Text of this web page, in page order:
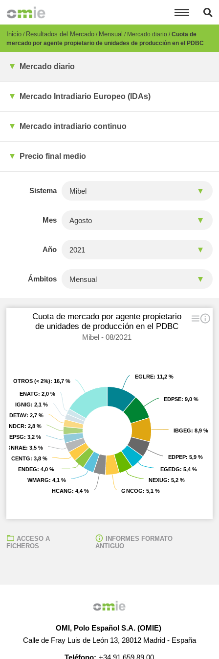
principal
Breadcrumb
Inicio Resultados del Mercado Mensual Mercado diario Cuota de
mercado por agente propietario de unidades de producción en el PDBC
Mercado diario
Mercado Intradiario Europeo (IDAs)
Mercado intradiario continuo
Precio final medio
Sistema
Mes
Año
Ámbitos
Cuota de mercado por agente propietario
de unidades de producción en el PDBC
Mibel - 08/2021
EGLRE: 11,2 %
EGLRE: 11,2 %
EDPSE: 9,0 %
EDPSE: 9,0 %
IBGEG: 8,9 %
IBGEG: 8,9 %
EDPEP: 5,9 %
EDPEP: 5,9 %
EGEDG: 5,4 %
EGEDG: 5,4 %
NEXUG: 5,2 %
NEXUG: 5,2 %
GNCOG: 5,1 %
GNCOG: 5,1 %
HCANG: 4,4 %
HCANG: 4,4 %
WMARG: 4,1 %
WMARG: 4,1 %
ENDEG: 4,0 %
ENDEG: 4,0 %
CENTG: 3,8 %
CENTG: 3,8 %
GNRAE: 3,5 %
GNRAE: 3,5 %
REPSG: 3,2 %
REPSG: 3,2 %
ENDCR: 2,8 %
ENDCR: 2,8 %
DETAV: 2,7 %
DETAV: 2,7 %
IGNIG: 2,1 %
IGNIG: 2,1 %
ENATG: 2,0 %
ENATG: 2,0 %
OTROS (< 2%): 16,7 %
OTROS (< 2%): 16,7 %
ACCESO A
FICHEROS
INFORMES FORMATO
ANTIGUO
OMI, Polo Español S.A. (OMIE)
Calle de Fray Luis de León 13, 28012 Madrid - España
Teléfono: +34 91 659 89 00